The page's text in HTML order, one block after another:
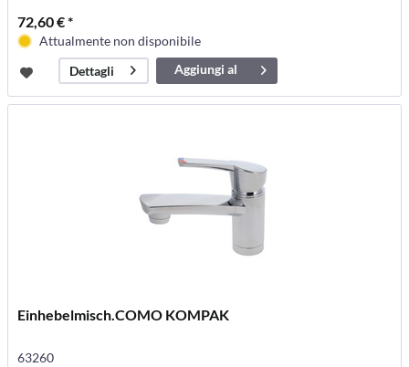
72,60 € *
Attualmente non disponibile
Dettagli
Aggiungi al
carrello
Einhebelmisch.COMO KOMPAK
63260